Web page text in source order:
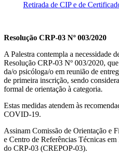
Retirada de CIP e de
Resolução CRP-03 Nº 003/2020
A Palestra contempla a necessidade
Resolução CRP-03 Nº 003/2020,
da/o psicóloga/o em reunião de
de primeira inscrição, sendo
formal de orientação à categoria.
Estas medidas atendem às
COVID-19.
Assinam Comissão de Orientação e
e Centro de Referências Técnicas
do CRP-03 (CREPOP-03).